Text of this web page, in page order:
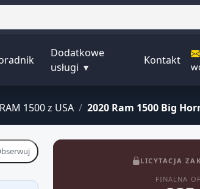
Dodatkowe
usługi ▾
Kontakt
RAM 1500 z USA / 2020 Ram 1500 Big
LICYTACJA
FINALNA